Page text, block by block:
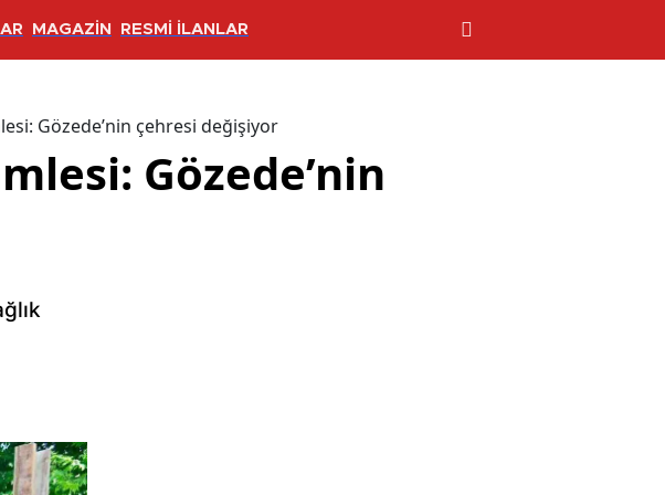
MAGAZİN RESMİ İLANLAR
Gözede’nin çehresi değişiyor
Gözede’nin